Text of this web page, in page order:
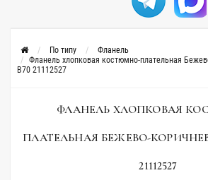
По типу
Фланель
Фланель хлопковая костюмно-плательная
B70 21112527
ФЛАНЕЛЬ ХЛОПКОВАЯ
ПЛАТЕЛЬНАЯ БЕЖЕВО-
21112527